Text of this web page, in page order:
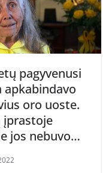
pagyvenusi
apkabindavo
oro uoste.
įprastoje
jos nebuvo…